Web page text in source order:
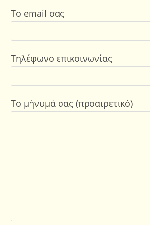
Το email σας
Τηλέφωνο επικοινωνίας
Το μήνυμά σας (προαιρετικό)